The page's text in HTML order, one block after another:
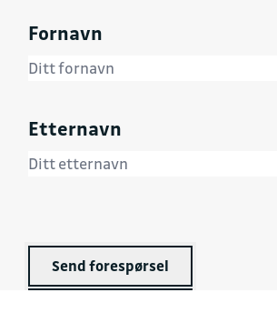
Fornavn
Etternavn
Send forespørsel